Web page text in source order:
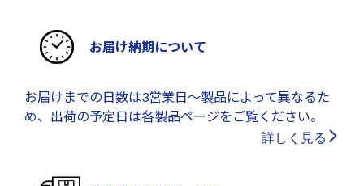
お届け納期について
お届けまでの日数は3営業日～製品によって異なるた
め、出荷の予定日は各製品ページをご覧ください。
詳しく見る